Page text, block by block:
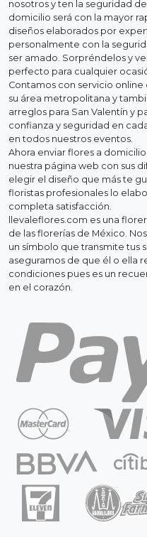
nosotros y ten la seguridad
domicilio será con la mayor
diseños elaborados por
personalmente con la
ser amado. Sorpréndelos y
perfecto para cualquier
Contamos con servicio
su área metropolitana y
arreglos para San Valentín y
confianza y seguridad en
en todos nuestros eventos.
Ahora enviar flores a
nuestra página web con sus
elegir el diseño que más te
floristas profesionales lo
completa satisfacción.
llevaleflores.com es una
de las florerías de México.
un símbolo que transmite tus
aseguramos de que él o ella
condiciones pues es un
en el corazón.